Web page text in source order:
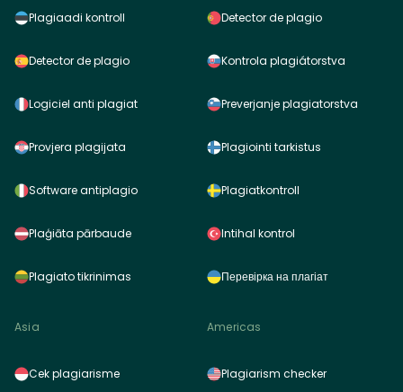
Plagiaadi kontroll
Detector de plagio
Logiciel anti plagiat
Provjera plagijata
Software antiplagio
Plaģiāta pārbaude
Plagiato tikrinimas
Detector de plagio
Kontrola plagiátorstva
Preverjanje plagiatorstva
Plagiointi tarkistus
Plagiatkontroll
Intihal kontrol
Перевірка на плагіат
Asia
Cek plagiarisme
Americas
Plagiarism checker